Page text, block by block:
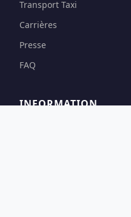
Transport Taxi
Carrières
Presse
FAQ
INFORMATION